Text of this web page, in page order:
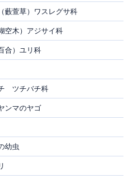
萱草）ワスレグサ科
木）アジサイ科
合）ユリ科
ツチバチ科
ンマのヤゴ
幼虫